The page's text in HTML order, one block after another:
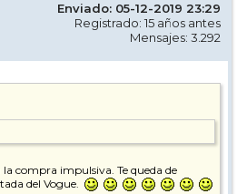
Enviado: 05-12-2019 23:29
Registrado: 15 años antes
Mensajes: 3.292
la compra impulsiva. Te queda de
del Vogue.